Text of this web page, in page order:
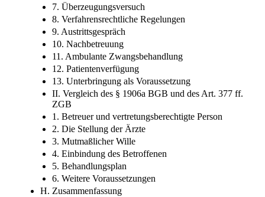
7. Überzeugungsversuch
8. Verfahrensrechtliche Regelungen
9. Austrittsgespräch
10. Nachbetreuung
11. Ambulante Zwangsbehandlung
12. Patientenverfügung
13. Unterbringung als Voraussetzung
II. Vergleich des § 1906a BGB und des Art. 377 ff.
ZGB
1. Betreuer und vertretungsberechtigte Person
2. Die Stellung der Ärzte
3. Mutmaßlicher Wille
4. Einbindung des Betroffenen
5. Behandlungsplan
6. Weitere Voraussetzungen
H. Zusammenfassung